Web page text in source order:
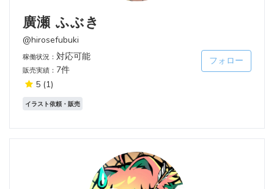
廣瀬 ふぶき
@hirosefubuki
稼働状況： 対応可能
販売実績： 7件
5 (1)
フォロー
イラスト依頼・販売